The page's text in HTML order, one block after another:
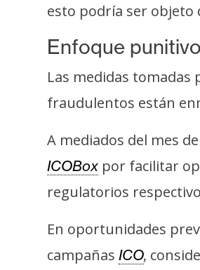
a
d
e
r
n
s
T
e
esto podría ser objeto
Enfoque punitivo
Las medidas tomadas
fraudulentos están
A mediados del mes
ICOBox por facilitar
regulatorios
En oportunidades
campañas ICO,